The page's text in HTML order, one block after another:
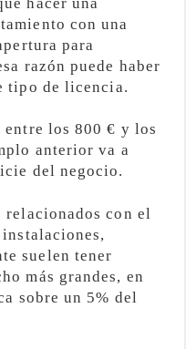
con una
para
razón puede haber
tipo de licencia.
entre los 800 € y los
anterior va a
del negocio.
relacionados con el
suelen tener
más grandes, en
sobre un 5% del